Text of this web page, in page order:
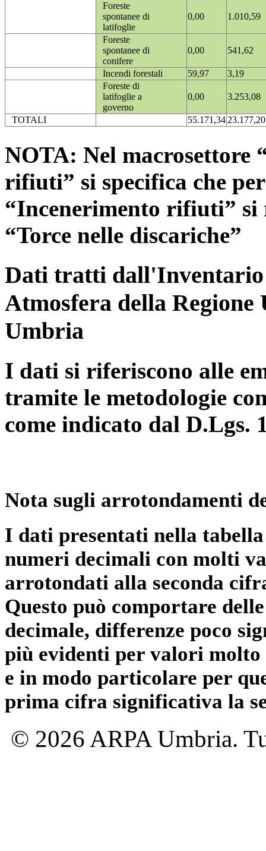
Foreste
spontanee di
latifoglie
0,00 1.010,59
Foreste
spontanee di
conifere
0,00 541,62
Incendi forestali 59,97
3,19
Foreste di
latifoglie a
governo
0,00 3.253,08
TOTALI 55.171,3423.177,20
NOTA: Nel macrosettore
rifiuti” si specifica che
“Incenerimento rifiuti”
“Torce nelle discariche”
Dati tratti dall'Inventario
Atmosfera della
Umbria
I dati si riferiscono alle
tramite le metodologie
come indicato dal D.Lgs.
Nota sugli arrotondamenti
I dati presentati nella
numeri decimali con molti
arrotondati alla seconda
Questo può comportare
decimale, differenze poco
più evidenti per valori
e in modo particolare per
prima cifra significativa la
© 2026 ARPA Umbria.